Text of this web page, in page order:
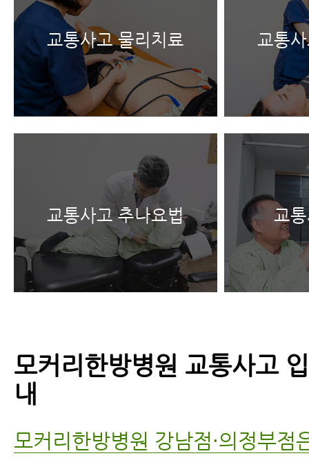
교통사고 물리치료 교통
교통사고 추나요법 교
모커리한방병원 교통사고
내
모커리한방병원 강남점·의정부점